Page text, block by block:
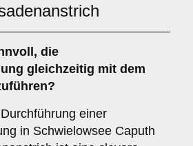
die
gleichzeitig mit dem
einer
in Schwielowsee Caputh